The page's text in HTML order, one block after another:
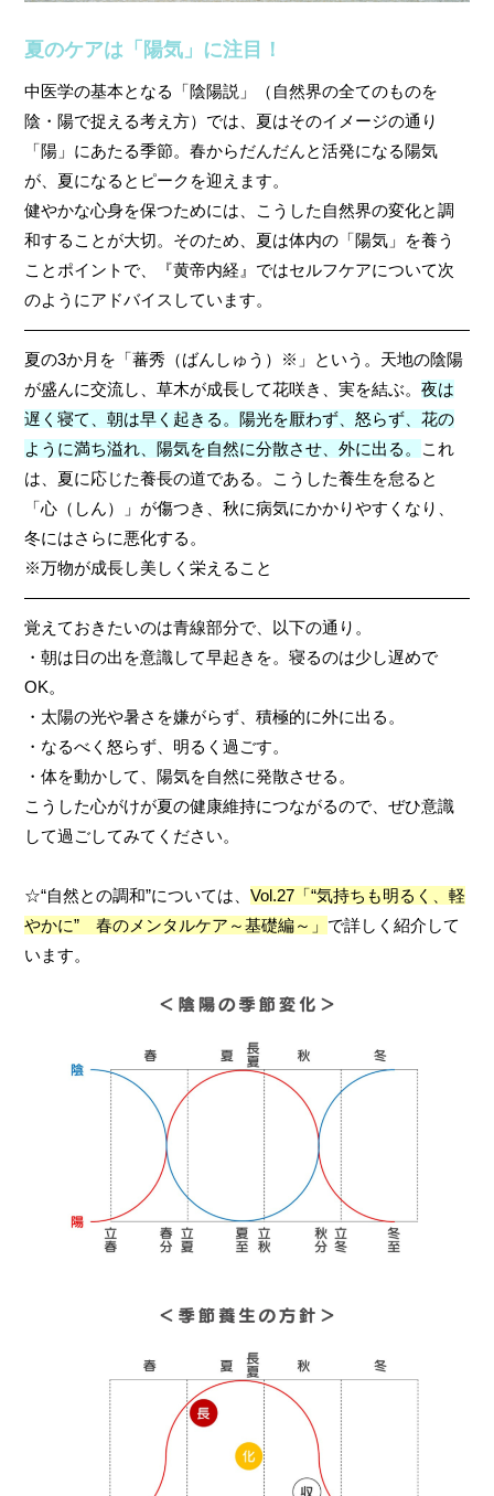
夏のケアは「陽気」に注目！
中医学の基本となる「陰陽説」（自然界の全てのものを
陰・陽で捉える考え方）では、夏はそのイメージの通り
「陽」にあたる季節。春からだんだんと活発になる陽気
が、夏になるとピークを迎えます。
健やかな心身を保つためには、こうした自然界の変化と調
和することが大切。そのため、夏は体内の「陽気」を養う
ことポイントで、『黄帝内経』ではセルフケアについて次
のようにアドバイスしています。
夏の3か月を「蕃秀（ばんしゅう）※」という。天地の陰陽
が盛んに交流し、草木が成長して花咲き、実を結ぶ。夜は
遅く寝て、朝は早く起きる。陽光を厭わず、怒らず、花の
ように満ち溢れ、陽気を自然に分散させ、外に出る。 これ
は、夏に応じた養長の道である。こうした養生を怠ると
「心（しん）」が傷つき、秋に病気にかかりやすくなり、
冬にはさらに悪化する。
※万物が成長し美しく栄えること
覚えておきたいのは青線部分で、以下の通り。
・朝は日の出を意識して早起きを。寝るのは少し遅めで
OK。
・太陽の光や暑さを嫌がらず、積極的に外に出る。
・なるべく怒らず、明るく過ごす。
・体を動かして、陽気を自然に発散させる。
こうした心がけが夏の健康維持につながるので、ぜひ意識
して過ごしてみてください。
☆“自然との調和”については、Vol.27「“気持ちも明るく、軽
やかに” 春のメンタルケア～基礎編～」 で詳しく紹介して
います。